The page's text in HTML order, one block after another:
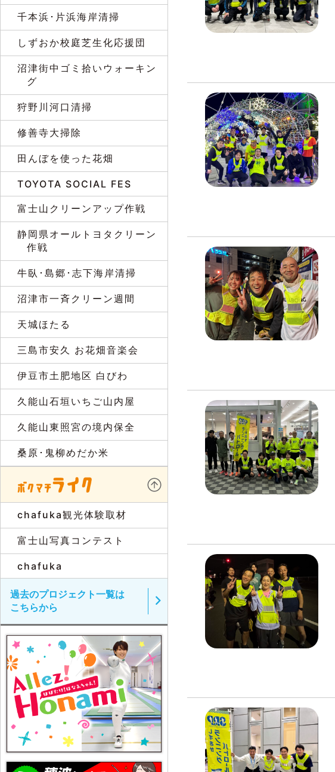
千本浜･片浜海岸清掃
しずおか校庭芝生化応援団
沼津街中ゴミ拾いウォーキン
グ
狩野川河口清掃
修善寺大掃除
田んぼを使った花畑
TOYOTA SOCIAL FES
富士山クリーンアップ作戦
静岡県オールトヨタクリーン
作戦
牛臥･島郷･志下海岸清掃
沼津市一斉クリーン週間
天城ほたる
三島市安久 お花畑音楽会
伊豆市土肥地区 白びわ
久能山石垣いちご山内屋
久能山東照宮の境内保全
桑原･鬼柳めだか米
chafuka観光体験取材
富士山写真コンテスト
chafuka
過去のプロジェクト一覧は
こちらから